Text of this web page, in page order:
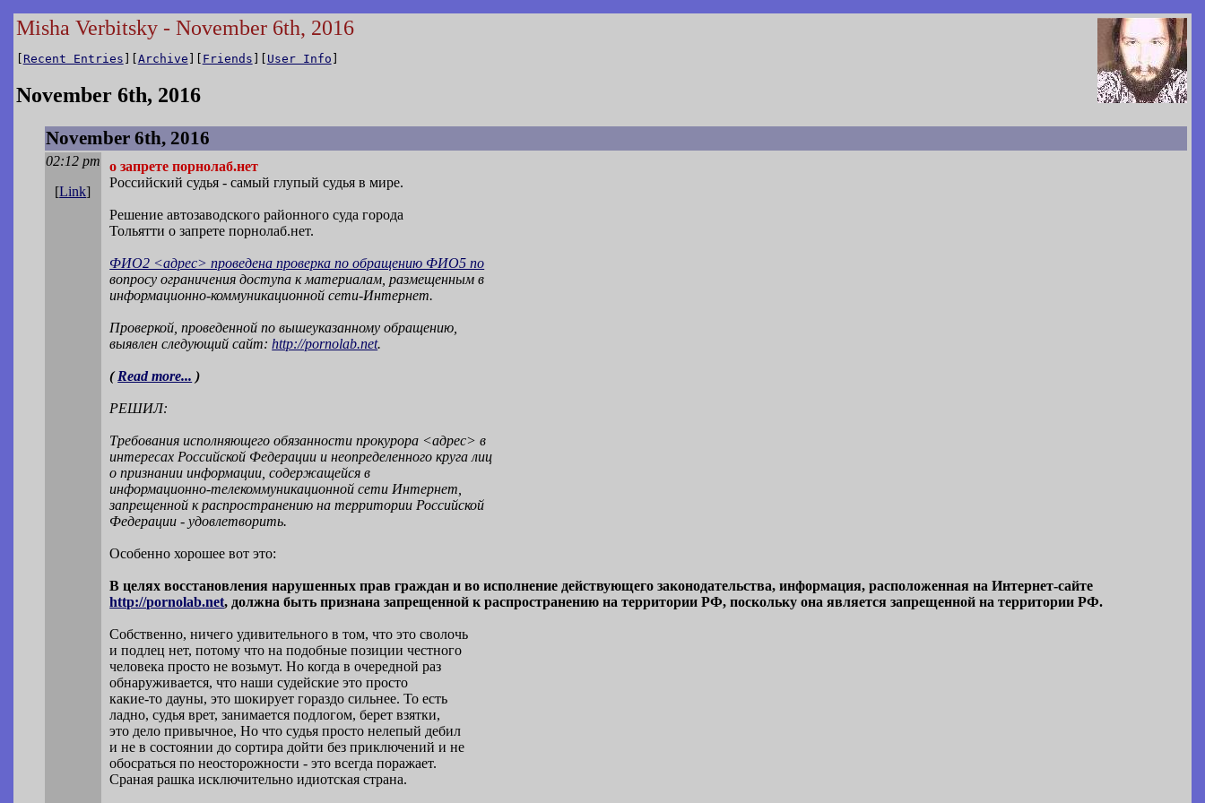
Misha Verbitsky - November 6th, 2016
[ Recent Entries ][Archive ][ Friends ][ User Info ]
November 6th, 2016
November 6th, 2016
02:12 pm
[Link]
о запрете порнолаб.нет
Российский судья - самый глупый судья в мире.
Решение автозаводского районного суда города
Тольятти о запрете порнолаб.нет.
ФИО2 <адрес> проведена проверка по обращению ФИО5 по
вопросу ограничения доступа к материалам, размещенным в
информационно-коммуникационной сети-Интернет.
Проверкой, проведенной по вышеуказанному обращению,
выявлен следующий сайт:http://pornolab.net.
(Read more... )
РЕШИЛ:
Требования исполняющего обязанности прокурора <адрес> в
интересах Российской Федерации и неопределенного круга лиц
о признании информации, содержащейся в
информационно-телекоммуникационной сети Интернет,
запрещенной к распространению на территории Российской
Федерации - удовлетворить.
Особенно хорошее вот это:
В целях восстановления нарушенных прав граждан и во исполнение действующего законодательства, информация, расположенная на Интернет-сайте
http://pornolab.net, должна быть признана запрещенной к распространению на территории РФ, поскольку она является запрещенной на территории РФ.
Собственно, ничего удивительного в том, что это сволочь
и подлец нет, потому что на подобные позиции честного
человека просто не возьмут. Но когда в очередной раз
обнаруживается, что наши судейские это просто
какие-то дауны, это шокирует гораздо сильнее. То есть
ладно, судья врет, занимается подлогом, берет взятки,
это дело привычное, Но что судья просто нелепый дебил
и не в состоянии до сортира дойти без приключений и не
обосраться по неосторожности - это всегда поражает.
Сраная рашка исключительно идиотская страна.